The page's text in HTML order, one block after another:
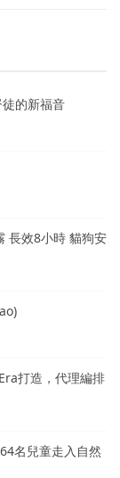
徒的新福音
長效8小時 貓狗安
打造，代理編排
名兒童走入自然